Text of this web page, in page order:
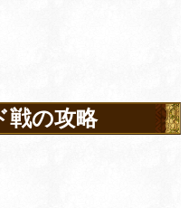
戦の攻略